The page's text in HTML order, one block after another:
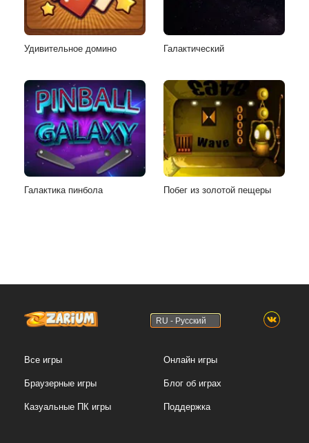
Удивительное домино Галактический
Галактика пинбола Побег из золотой пещеры
RU - Русский
Все игры
Браузерные игры
Казуальные ПК игры
Онлайн игры
Блог об играх
Поддержка